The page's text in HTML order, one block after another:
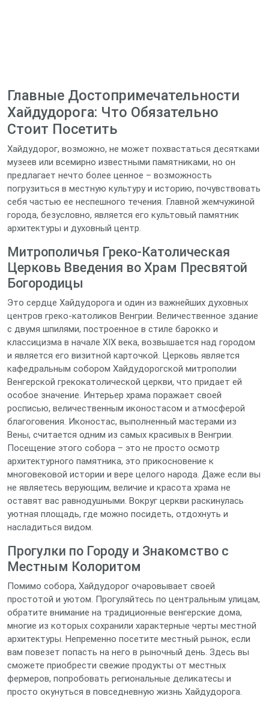
Главные Достопримечательности
Хайдудорога: Что Обязательно
Стоит Посетить
Хайдудорог, возможно, не может похвастаться десятками
музеев или всемирно известными памятниками, но он
предлагает нечто более ценное – возможность
погрузиться в местную культуру и историю, почувствовать
себя частью ее неспешного течения. Главной жемчужиной
города, безусловно, является его культовый памятник
архитектуры и духовный центр.
Митрополичья Греко-Католическая
Церковь Введения во Храм Пресвятой
Богородицы
Это сердце Хайдудорога и один из важнейших духовных
центров греко-католиков Венгрии. Величественное здание
с двумя шпилями, построенное в стиле барокко и
классицизма в начале XIX века, возвышается над городом
и является его визитной карточкой. Церковь является
кафедральным собором Хайдудорогской митрополии
Венгерской грекокатолической церкви, что придает ей
особое значение. Интерьер храма поражает своей
росписью, величественным иконостасом и атмосферой
благоговения. Иконостас, выполненный мастерами из
Вены, считается одним из самых красивых в Венгрии.
Посещение этого собора – это не просто осмотр
архитектурного памятника, это прикосновение к
многовековой истории и вере целого народа. Даже если вы
не являетесь верующим, величие и красота храма не
оставят вас равнодушными. Вокруг церкви раскинулась
уютная площадь, где можно посидеть, отдохнуть и
насладиться видом.
Прогулки по Городу и Знакомство с
Местным Колоритом
Помимо собора, Хайдудорог очаровывает своей
простотой и уютом. Прогуляйтесь по центральным улицам,
обратите внимание на традиционные венгерские дома,
многие из которых сохранили характерные черты местной
архитектуры. Непременно посетите местный рынок, если
вам повезет попасть на него в рыночный день. Здесь вы
сможете приобрести свежие продукты от местных
фермеров, попробовать региональные деликатесы и
просто окунуться в повседневную жизнь Хайдудорога.